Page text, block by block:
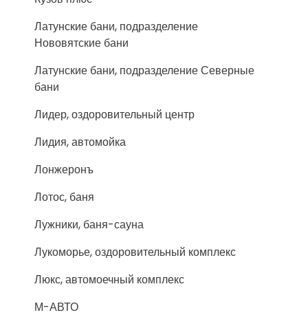
Латунские бани, подразделение
Нововятские бани
Латунские бани, подразделение Северные
бани
Лидер, оздоровительный центр
Лидия, автомойка
Лонжеронъ
Лотос, баня
Лужники, баня-сауна
Лукоморье, оздоровительный комплекс
Люкс, автомоечный комплекс
М-АВТО